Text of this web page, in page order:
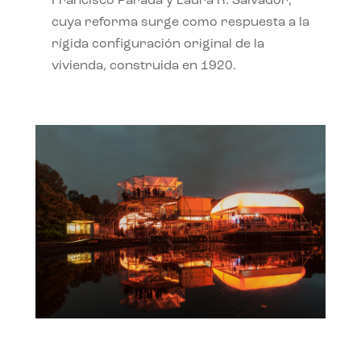
cuya reforma surge como respuesta a la
rígida configuración original de la
vivienda, construida en 1920.